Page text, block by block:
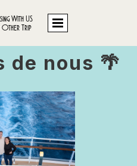
With US
Other Trip
de nous 🌴